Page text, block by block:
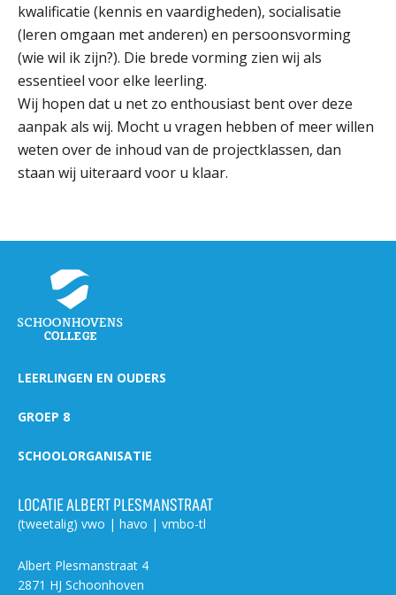
kwalificatie (kennis en vaardigheden), socialisatie
(leren omgaan met anderen) en persoonsvorming
(wie wil ik zijn?). Die brede vorming zien wij als
essentieel voor elke leerling.
Wij hopen dat u net zo enthousiast bent over deze
aanpak als wij. Mocht u vragen hebben of meer willen
weten over de inhoud van de projectklassen, dan
staan wij uiteraard voor u klaar.
LEERLINGEN EN OUDERS
GROEP 8
SCHOOLORGANISATIE
LOCATIE ALBERT PLESMANSTRAAT
(tweetalig) vwo | havo | vmbo-tl
Albert Plesmanstraat 4
2871 HJ Schoonhoven